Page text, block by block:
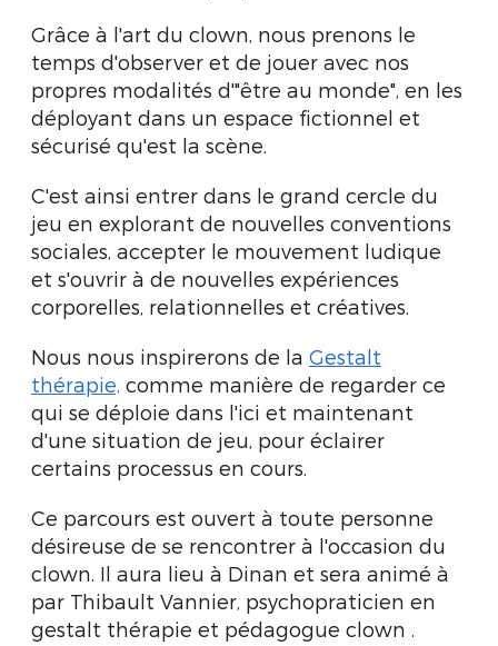
Grâce à l'art du clown, nous prenons le
temps d'observer et de jouer avec nos
propres modalités d'"être au monde", en les
déployant dans un espace fictionnel et
sécurisé qu'est la scène.
C'est ainsi entrer dans le grand cercle du
jeu en explorant de nouvelles conventions
sociales, accepter le mouvement ludique
et s'ouvrir à de nouvelles expériences
corporelles, relationnelles et créatives.
Nous nous inspirerons de la Gestalt
thérapie, comme manière de regarder ce
qui se déploie dans l'ici et maintenant
d'une situation de jeu, pour éclairer
certains processus en cours.
Ce parcours est ouvert à toute personne
désireuse de se rencontrer à l'occasion du
clown. Il aura lieu à Dinan et sera animé à
par Thibault Vannier, psychopraticien en
gestalt thérapie et pédagogue clown .